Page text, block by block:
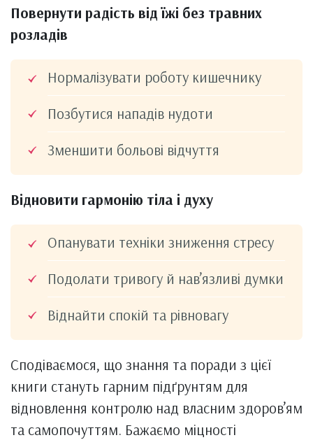
Повернути радість від їжі без травних
розладів
Нормалізувати роботу кишечнику
Позбутися нападів нудоти
Зменшити больові відчуття
Відновити гармонію тіла і духу
Опанувати техніки зниження стресу
Подолати тривогу й нав’язливі думки
Віднайти спокій та рівновагу
Сподіваємося, що знання та поради з цієї
книги стануть гарним підґрунтям для
відновлення контролю над власним здоров’ям
та самопочуттям. Бажаємо міцності